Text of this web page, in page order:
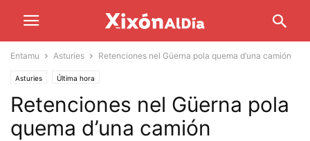
Entamu Asturies Retenciones nel Güerna pola quema d’una camión
Asturies Última hora
Retenciones nel Güerna pola
quema d’una camión